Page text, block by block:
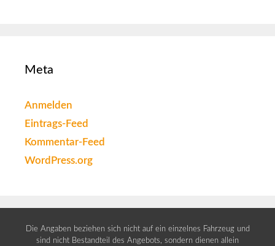
Meta
Anmelden
Eintrags-Feed
Kommentar-Feed
WordPress.org
Die Angaben beziehen sich nicht auf ein einzelnes Fahrzeug und
sind nicht Bestandteil des Angebots, sondern dienen allein